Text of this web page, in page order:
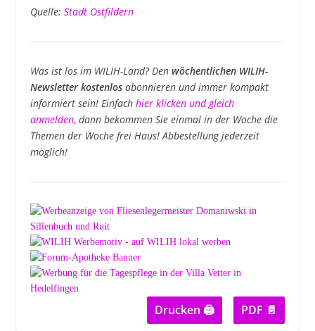
Quelle: Stadt Ostfildern
Was ist los im WILIH-Land? Den wöchentlichen WILIH-
Newsletter kostenlosabonnieren und immer kompakt
informiert sein! Einfach hier klicken und gleich
anmelden, dann bekommen Sie einmal in der Woche die
Themen der Woche frei Haus! Abbestellung jederzeit
möglich!
Drucken 🖨 PDF 📄